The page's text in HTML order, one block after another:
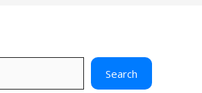
Search